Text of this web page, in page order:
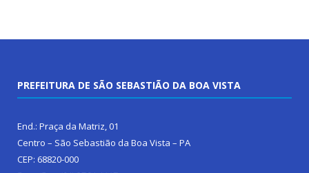
PREFEITURA DE SÃO SEBASTIÃO DA BOA VISTA
End.: Praça da Matriz, 01
Centro – São Sebastião da Boa Vista – PA
CEP: 68820-000